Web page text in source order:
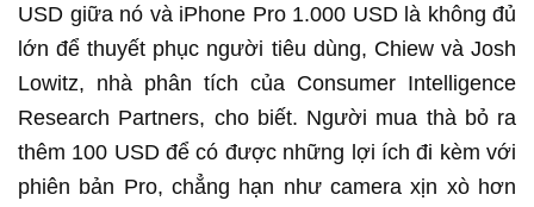
USD giữa nó và iPhone Pro 1.000 USD là không đủ
lớn để thuyết phục người tiêu dùng, Chiew và Josh
Lowitz, nhà phân tích của Consumer Intelligence
Research Partners, cho biết. Người mua thà bỏ ra
thêm 100 USD để có được những lợi ích đi kèm với
phiên bản Pro, chẳng hạn như camera xịn xò hơn